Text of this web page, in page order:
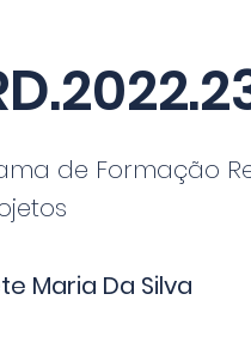
de Formação
Maria Da Silva